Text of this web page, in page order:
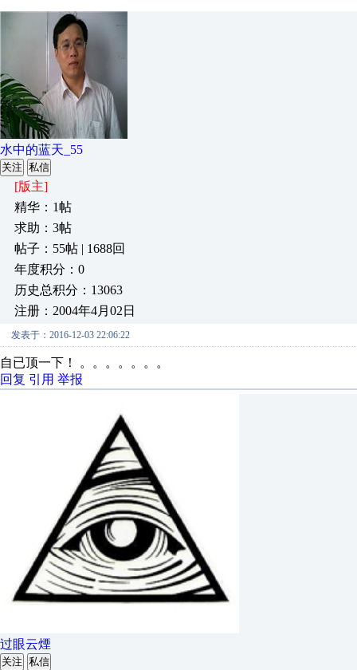
水中的蓝天_55
关注 私信
[版主]
精华：1帖
求助：3帖
帖子：55帖 | 1688回
年度积分：0
历史总积分：13063
注册：2004年4月02日
发表于：2016-12-03 22:06:22
自已顶一下！ 。。。。。。。
回复 引用 举报
过眼云煙
关注 私信